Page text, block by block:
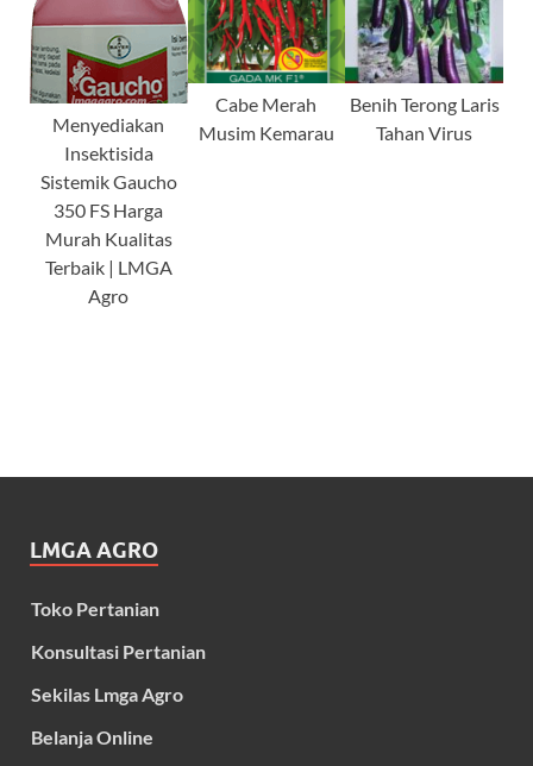
Menyediakan
Insektisida
Sistemik Gaucho
350 FS Harga
Murah Kualitas
Terbaik | LMGA
Agro
Cabe Merah
Musim Kemarau
Benih Terong Laris
Tahan Virus
LMGA AGRO
Toko Pertanian
Konsultasi Pertanian
Sekilas Lmga Agro
Belanja Online